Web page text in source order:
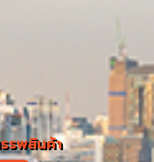
รพสินค้า